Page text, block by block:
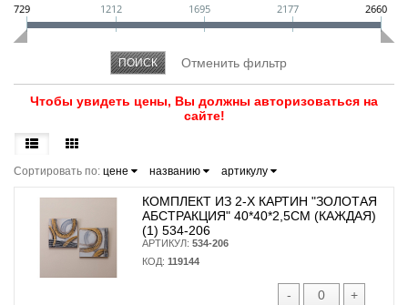
729 1212 1695 2177 2660
Чтобы увидеть цены, Вы должны авторизоваться на
сайте!
Сортировать по: цене названию артикулу
КОМПЛЕКТ ИЗ 2-Х КАРТИН "ЗОЛОТАЯ
АБСТРАКЦИЯ" 40*40*2,5СМ (КАЖДАЯ)
(1) 534-206
АРТИКУЛ: 534-206
КОД: 119144
- +